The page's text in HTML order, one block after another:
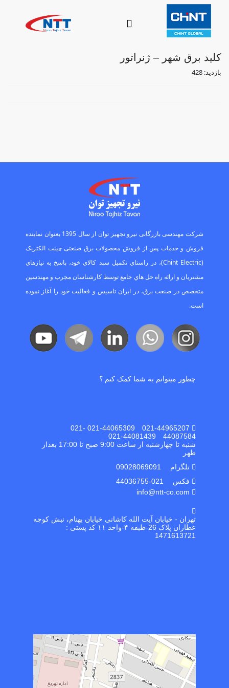
کلید برق شهر – ژنراتور
بازدید: 428
ﺷﺮﮐﺖ ﻣﻬﻨﺪﺳﯽ ﺑﺎزرﮔﺎﻧﯽ ﻧﯿﺮو ﺗﺠﻬﯿﺰ ﺗﻮان از ﺳﺎل 1395 ﺑﻌﻨﻮان ﻧﻤﺎﯾﻨﺪه
ﻓﺮوش و ﺧﺪﻣﺎت ﭘﺲ از ﻓﺮوش ﻣﺤﺼﻮﻻت ﺑﺮق ﺻﻨﻌﺘﯽ ﭼﯿﻨﺖ اﻟﮑﺘﺮﯾﮏ
(Chint Electric)، در راﺳﺘﺎي ﺗﮑﻤﯿﻞ ﺳﺒﺪ ﮐﺎﻻي ﺧﻮد، ﭘﺎﺳﺦ ﺑﻪ ﻧﯿﺎزﻫﺎي
ﻣﺸﺘﺮﯾﺎن و اراﺋﻪ راه ﺣﻞ ﻫﺎي ﺟﺎﻣﻊ ﺗﻮﺳﻂ ﮐﺎرﺷﻨﺎﺳﺎن ﻣﺠﺮب و ﻣﻬﻨﺪﺳﯿﻦ
ﻣﺘﺨﺼﺺ در ﺻﻨﻌﺖ ﺑﺮق، در اﯾﺮان ﺗﺎﺳﯿﺲ و ﻓﻌﺎﻟﯿﺖ ﺧﻮد را آﻏﺎز ﻧﻤﻮده
اﺳﺖ.
چطور میتوانم به شما کمک کنم ؟
021-44965207 021-44065309 021-
44087584 021-44081439
شنبه تا چهارشنبه از ساعت 9:00 صبح تا 17:00 بعداز
ظهر
تلگرام 09028069091
فکس 021-44036755
تهران - خیابان آیت الله کاشانی خیابان بهنام، نبش کوچه
عطاران پلاک 26-طبقه ۴-واحد ۱۱ کد پستی :
1471613721